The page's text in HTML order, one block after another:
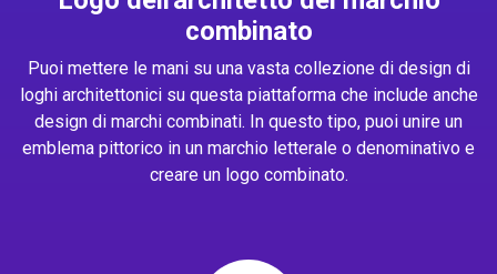
combinato
Puoi mettere le mani su una vasta collezione di design di
loghi architettonici su questa piattaforma che include anche
design di marchi combinati. In questo tipo, puoi unire un
emblema pittorico in un marchio letterale o denominativo e
creare un logo combinato.